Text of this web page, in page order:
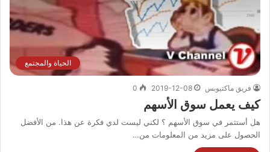
الحياة والمجتمع
فريق ماكتيوبس 2019-12-08
0
كيف يعمل سوق الأسهم
هل أستثمر في سوق الأسهم ؟ لكني ليست لدي فكرة عن هذا. من الأفضل
الحصول على مزيد من المعلومات من…